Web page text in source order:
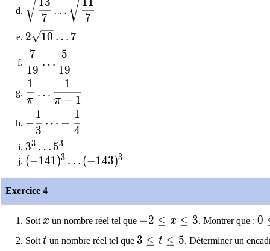
7
…
7
2\sqrt{10}\dots 7
2 10 … 7
\dfrac{7}{19} \dots \dfrac{5}{19}
19
7
…
19
5
\dfrac{1}{\pi}\dots\dfrac{1}{\pi-1}
π
1
…
π − 1
1
-\dfrac{1}{3}\dots-\dfrac{1}{4}
−
3
1
⋯ −
4
1
3^3\dots5^3
33 … 53
(-141)^3\dots(-143)^3
(−141)3 … (−143)3
Exercice 4
Soit x
x un nombre réel tel que -2 \leq x \leq 3
−2 ≤ x ≤ 3. Montrer que : 0
Soit t
t un nombre réel tel que 3\leq t\leq 5
3 ≤ t ≤ 5. Déterminer un